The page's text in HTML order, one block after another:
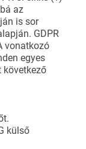
az
is sor
GDPR
vonatkozó
egyes
következő
külső